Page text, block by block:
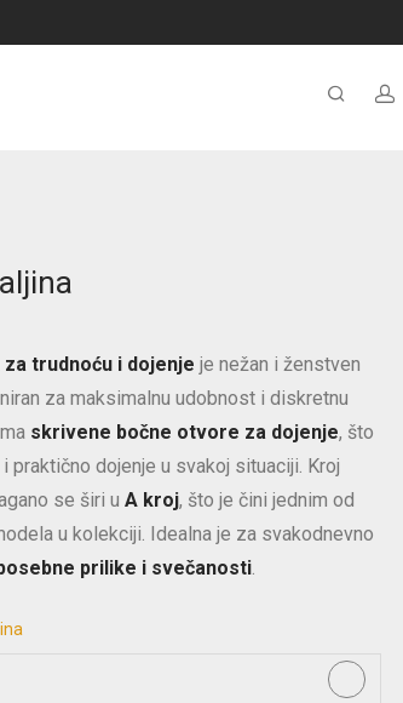
trudnoću i dojenje je nežan i ženstven
za maksimalnu udobnost i diskretnu
skrivene bočne otvore za dojenje, što
praktično dojenje u svakoj situaciji. Kroj
se širi u A kroj, što je čini jednim od
u kolekciji. Idealna je za svakodnevno
prilike i svečanosti.